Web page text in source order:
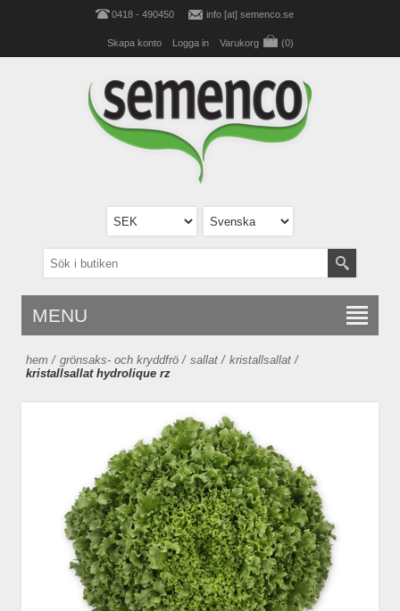
0418 - 490450 info [at] semenco.se
Skapa konto Logga in Varukorg (0)
MENU
hem / grönsaks- och kryddfrö / sallat / kristallsallat /
kristallsallat hydrolique rz